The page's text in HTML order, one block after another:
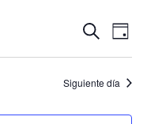
de
vistas
Buscar
de
de
Día
Siguiente día